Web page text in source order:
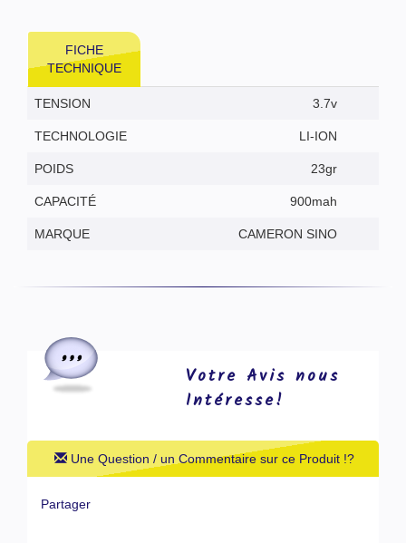
FICHE
TECHNIQUE
TENSION 3.7v
TECHNOLOGIE LI-ION
POIDS 23gr
CAPACITÉ 900mah
MARQUE CAMERON SINO
Votre Avis nous
Intéresse!
Une Question / un Commentaire sur ce Produit !?
Partager